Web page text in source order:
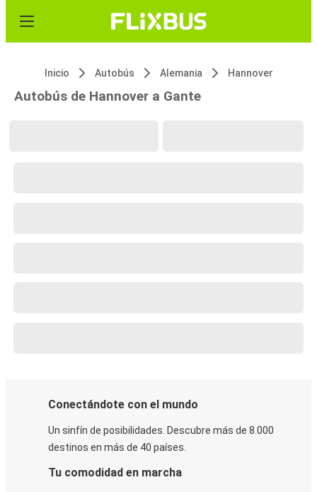
Inicio Autobús Alemania Hannover
Autobús de Hannover a Gante
Conectándote con el mundo
Un sinfín de posibilidades. Descubre más de 8.000
destinos en más de 40 países.
Tu comodidad en marcha